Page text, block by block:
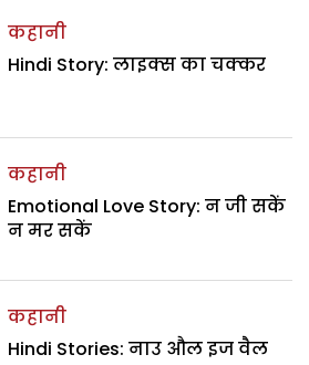
कहानी
Hindi Story: लाइक्स का चक्कर
कहानी
Emotional Love Story: न जी सकें
न मर सकें
कहानी
Hindi Stories: नाउ औल इज वैल